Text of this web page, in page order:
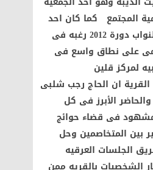
المجتمع كما كان احد
المرشحين لمجلس النواب دورة 2012 رغبه فى
على نطاق واسع فى
لمركز قلين
ان الحاج رجب شلبى
الأبرز فى كل
مشهود فى قضاء حوائج
بين المتخاصمين وحل
الجلسات العرقيه